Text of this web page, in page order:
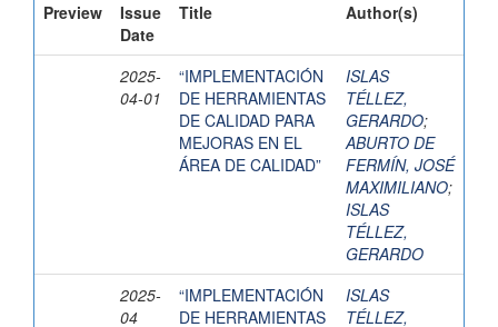
Preview
Issue
Date
Title Author(s)
2025-
04-01
“IMPLEMENTACIÓN
DE HERRAMIENTAS
DE CALIDAD PARA
MEJORAS EN EL
ÁREA DE CALIDAD”
ISLAS
TÉLLEZ,
GERARDO;
ABURTO DE
FERMÍN, JOSÉ
MAXIMILIANO;
ISLAS
TÉLLEZ,
GERARDO
2025-
04
“IMPLEMENTACIÓN
DE HERRAMIENTAS
ISLAS
TÉLLEZ,